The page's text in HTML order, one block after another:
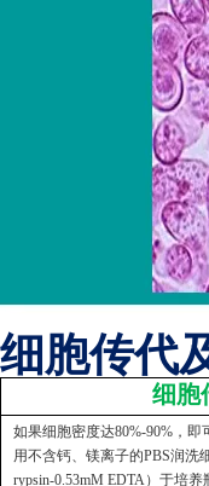
细胞传代
细胞
如果细胞密度达80%-90%，即
用不含钙、镁离子的PBS润洗
rypsin-0.53mM EDTA）于培